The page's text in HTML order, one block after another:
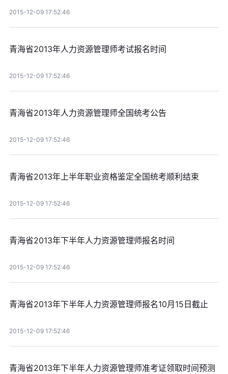
2015-12-09 17:52:46
青海省2013年人力资源管理师考试报名时间
2015-12-09 17:52:46
青海省2013年人力资源管理师全国统考公告
2015-12-09 17:52:46
青海省2013年上半年职业资格鉴定全国统考顺利结束
2015-12-09 17:52:46
青海省2013年下半年人力资源管理师报名时间
2015-12-09 17:52:46
青海省2013年下半年人力资源管理师报名10月15日截止
2015-12-09 17:52:46
青海省2013年下半年人力资源管理师准考证领取时间预测